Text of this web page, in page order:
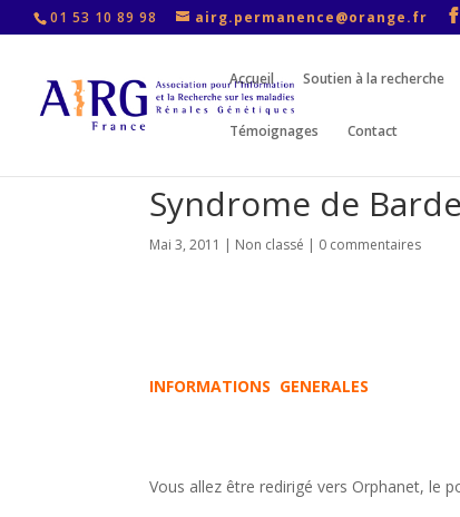
01 53 10 89 98 airg.permanence@orange.fr
Accueil Soutien à la recherche
Témoignages Contact
Syndrome de
Mai 3, 2011 | Non classé | 0 commentaires
INFORMATIONS GENERALES
Vous allez être redirigé vers Orphanet, le